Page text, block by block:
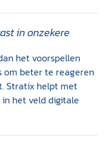
in onzekere
het voorspellen
om beter te reageren
Stratix helpt met
het veld digitale